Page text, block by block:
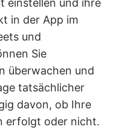
einstellen und ihre
in der App im
und
Sie
überwachen und
tatsächlicher
davon, ob Ihre
erfolgt oder nicht.